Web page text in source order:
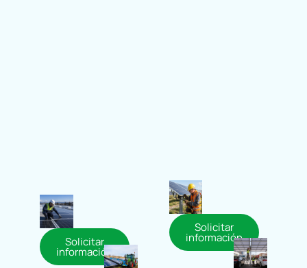
Solicitar
información
Solicitar
información